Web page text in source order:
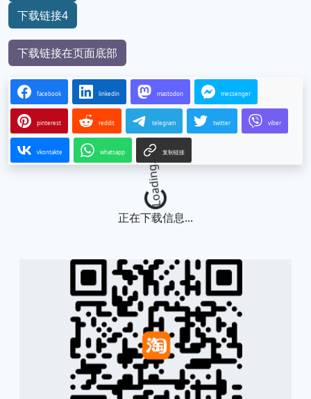
下载链接4
下载链接在页面底部
facebook linkedin mastodon messenger
pinterest reddit telegram twitter viber
vkontakte whatsapp 复制链接
Loading...
正在下载信息...